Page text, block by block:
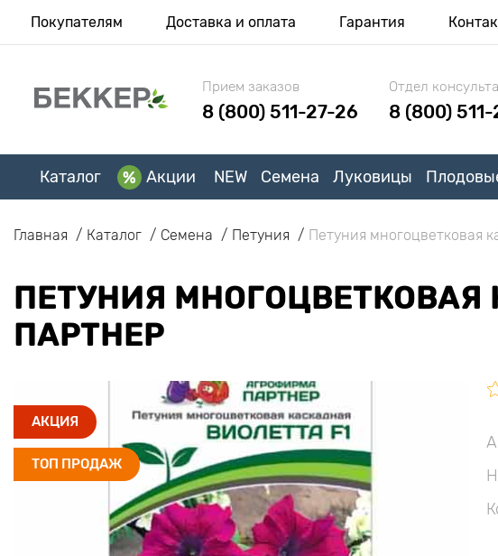
Покупателям Доставка и оплата Гарантия
Прием заказов
8 (800) 511-27-26
Отдел
8 (800)
Каталог Акции NEW Семена Луковицы
Главная Каталог Семена Петуния Петуния многоцветковая
ПЕТУНИЯ МНОГОЦВЕТКОВАЯ
ПАРТНЕР
АКЦИЯ
ТОП ПРОДАЖ